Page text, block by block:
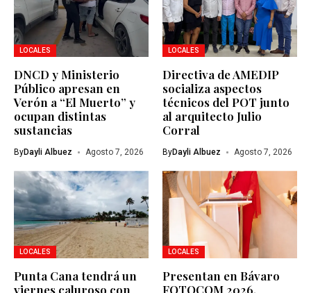
LOCALES
DNCD y Ministerio
Público apresan en
Verón a “El Muerto” y
ocupan distintas
sustancias
ByDayli Albuez Agosto 7, 2026
LOCALES
Directiva de AMEDIP
socializa aspectos
técnicos del POT junto
al arquitecto Julio
Corral
ByDayli Albuez Agosto 7, 2026
LOCALES
Punta Cana tendrá un
viernes caluroso con
LOCALES
Presentan en Bávaro
FOTOCOM 2026,